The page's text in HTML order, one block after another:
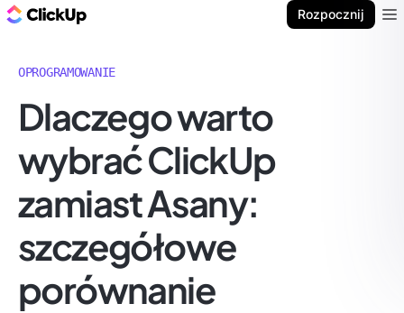
Rozpocznij
OPROGRAMOWANIE
Dlaczego warto
wybrać ClickUp
zamiast Asany:
szczegółowe
porównanie